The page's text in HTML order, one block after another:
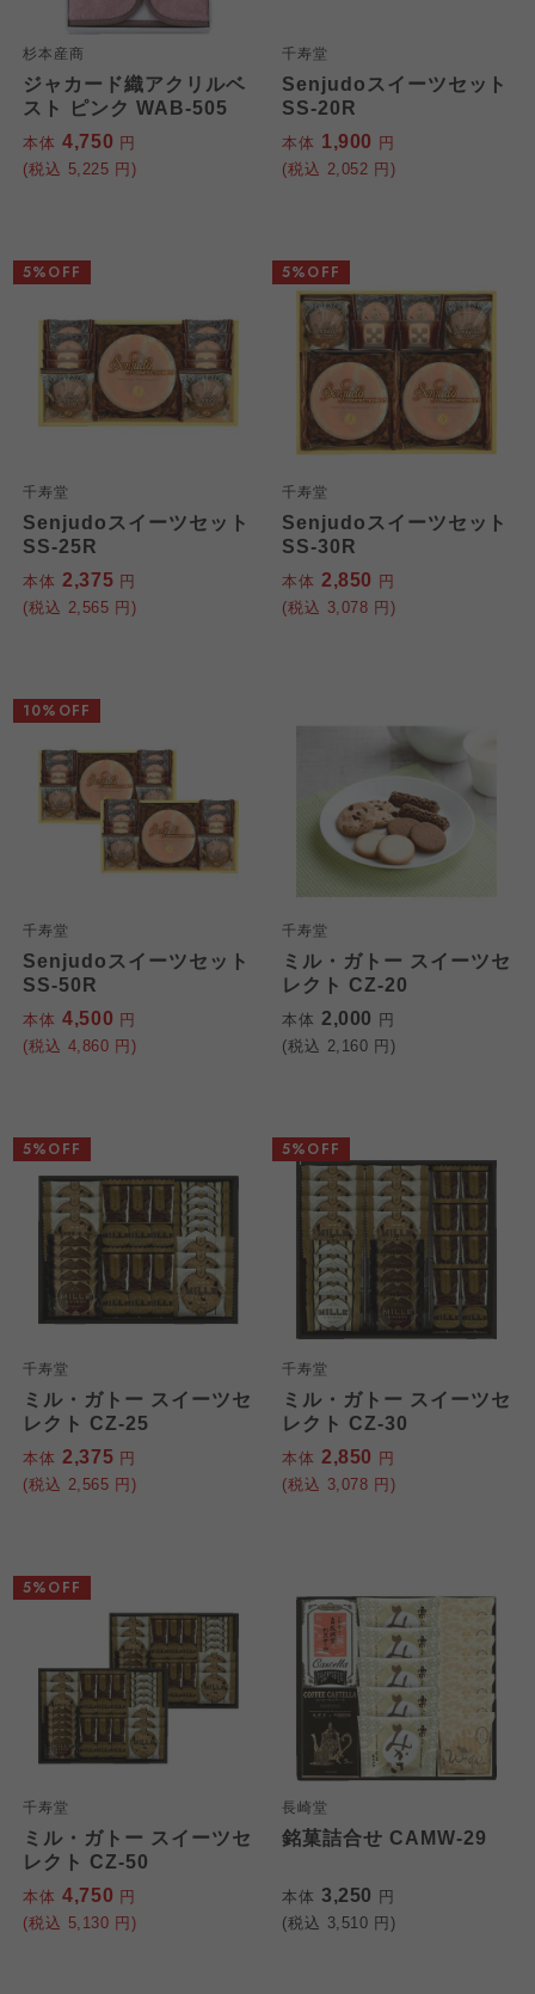
杉本産商
ジャカード織アクリルベ
スト ピンク WAB-505
本体 4,750 円
(税込 5,225 円)
千寿堂
Senjudoスイーツセット
SS-20R
本体 1,900 円
(税込 2,052 円)
千寿堂
Senjudoスイーツセット
SS-25R
本体 2,375 円
(税込 2,565 円)
5%OFF
千寿堂
Senjudoスイーツセット
SS-30R
本体 2,850 円
(税込 3,078 円)
5%OFF
千寿堂
Senjudoスイーツセット
SS-50R
本体 4,500 円
(税込 4,860 円)
10%OFF
千寿堂
ミル・ガトー スイーツセ
レクト CZ-20
本体 2,000 円
(税込 2,160 円)
千寿堂
ミル・ガトー スイーツセ
レクト CZ-25
本体 2,375 円
(税込 2,565 円)
5%OFF
千寿堂
ミル・ガトー スイーツセ
レクト CZ-30
本体 2,850 円
(税込 3,078 円)
5%OFF
千寿堂
ミル・ガトー スイーツセ
レクト CZ-50
本体 4,750 円
(税込 5,130 円)
5%OFF
長崎堂
銘菓詰合せ CAMW-29
本体 3,250 円
(税込 3,510 円)